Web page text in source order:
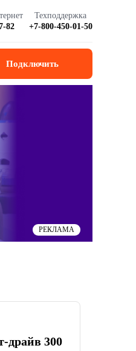
82
Техподдержка
+7-800-450-01-50
Подключить
РЕКЛАМА
драйв 300